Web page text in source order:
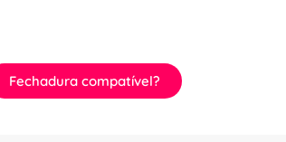
Fechadura compatível?